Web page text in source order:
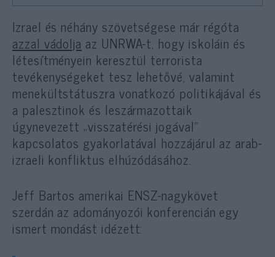
Izrael és néhány szövetségese már régóta
azzal vádolja az UNRWA-t, hogy iskoláin és
létesítményein keresztül terrorista
tevékenységeket tesz lehetővé, valamint
menekültstátuszra vonatkozó politikájával és
a palesztinok és leszármazottaik
úgynevezett „visszatérési jogával”
kapcsolatos gyakorlatával hozzájárul az arab-
izraeli konfliktus elhúzódásához.
Jeff Bartos amerikai ENSZ-nagykövet
szerdán az adományozói konferencián egy
ismert mondást idézett: